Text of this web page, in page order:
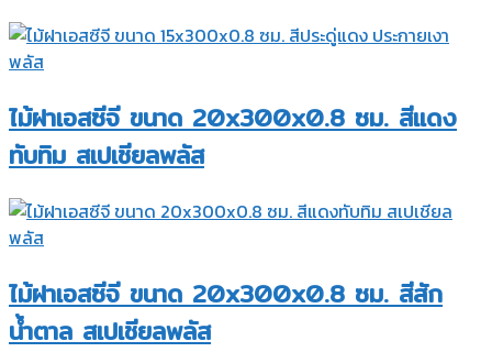
ไม้ฝาเอสซีจี ขนาด 20x300x0.8 ซม. สีแดง
ทับทิม สเปเชียลพลัส
ไม้ฝาเอสซีจี ขนาด 20x300x0.8 ซม. สีสัก
น้ำตาล สเปเชียลพลัส